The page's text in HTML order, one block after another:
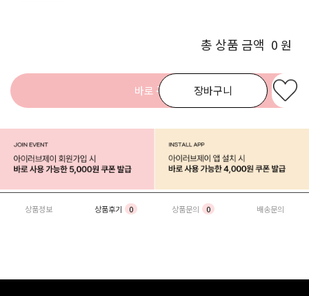
총 상품 금액 0 원
장바구니
바로 구매
상품정보 상품후기 0 상품문의 0 배송문의